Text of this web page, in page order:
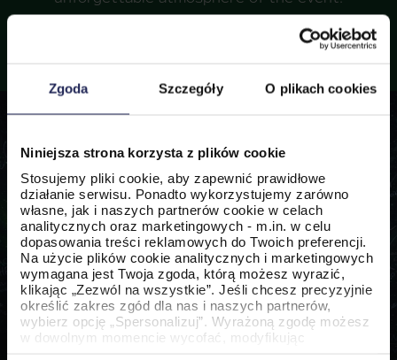
Zgoda Szczegóły O plikach cookies
Niniejsza strona korzysta z plików cookie
Stosujemy pliki cookie, aby zapewnić prawidłowe
działanie serwisu. Ponadto wykorzystujemy zarówno
własne, jak i naszych partnerów cookie w celach
analitycznych oraz marketingowych - m.in. w celu
dopasowania treści reklamowych do Twoich preferencji.
Na użycie plików cookie analitycznych i marketingowych
wymagana jest Twoja zgoda, którą możesz wyrazić,
klikając „Zezwól na wszystkie”. Jeśli chcesz precyzyjnie
określić zakres zgód dla nas i naszych partnerów,
wybierz opcję „Spersonalizuj”. Wyrażoną zgodę możesz
w dowolnym momencie wycofać, modyfikując